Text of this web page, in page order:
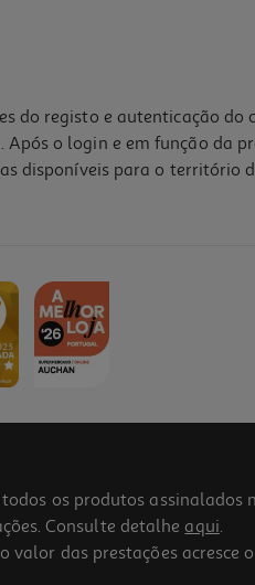
do registo e autenticação do
o login e em função da
disponíveis para o
os produtos
Consulte detalhe aqui.
das prestações acresce